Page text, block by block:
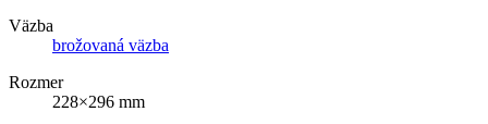
Väzba
brožovaná väzba
Rozmer
228×296 mm